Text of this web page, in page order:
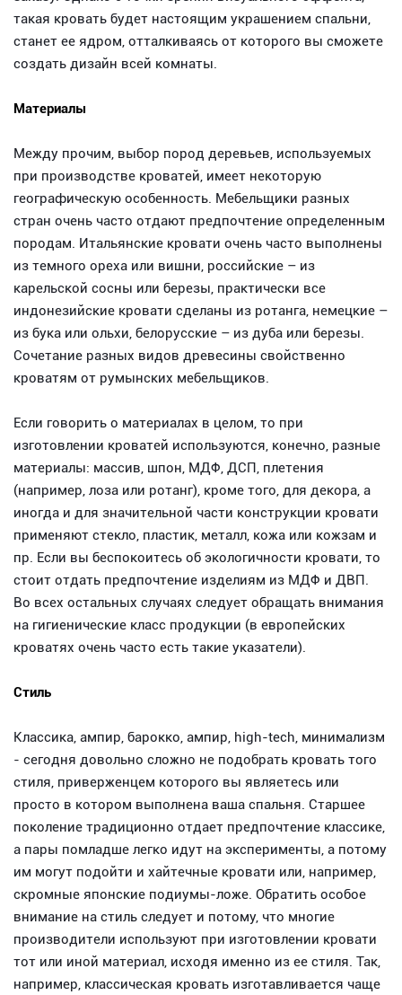
такая кровать будет настоящим украшением спальни,
станет ее ядром, отталкиваясь от которого вы сможете
создать дизайн всей комнаты.
Материалы
Между прочим, выбор пород деревьев, используемых
при производстве кроватей, имеет некоторую
географическую особенность. Мебельщики разных
стран очень часто отдают предпочтение определенным
породам. Итальянские кровати очень часто выполнены
из темного ореха или вишни, российские – из
карельской сосны или березы, практически все
индонезийские кровати сделаны из ротанга, немецкие –
из бука или ольхи, белорусские – из дуба или березы.
Сочетание разных видов древесины свойственно
кроватям от румынских мебельщиков.
Если говорить о материалах в целом, то при
изготовлении кроватей используются, конечно, разные
материалы: массив, шпон, МДФ, ДСП, плетения
(например, лоза или ротанг), кроме того, для декора, а
иногда и для значительной части конструкции кровати
применяют стекло, пластик, металл, кожа или кожзам и
пр. Если вы беспокоитесь об экологичности кровати, то
стоит отдать предпочтение изделиям из МДФ и ДВП.
Во всех остальных случаях следует обращать внимания
на гигиенические класс продукции (в европейских
кроватях очень часто есть такие указатели).
Стиль
Классика, ампир, барокко, ампир, high-tech, минимализм
- сегодня довольно сложно не подобрать кровать того
стиля, приверженцем которого вы являетесь или
просто в котором выполнена ваша спальня. Старшее
поколение традиционно отдает предпочтение классике,
а пары помладше легко идут на эксперименты, а потому
им могут подойти и хайтечные кровати или, например,
скромные японские подиумы-ложе. Обратить особое
внимание на стиль следует и потому, что многие
производители используют при изготовлении кровати
тот или иной материал, исходя именно из ее стиля. Так,
например, классическая кровать изготавливается чаще